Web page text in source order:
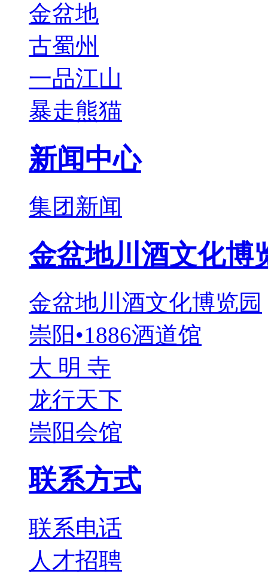
金盆地
古蜀州
一品江山
暴走熊猫
新闻中心
集团新闻
金盆地川酒文化博
金盆地川酒文化博览园
崇阳•1886酒道馆
大 明 寺
龙行天下
崇阳会馆
联系方式
联系电话
人才招聘